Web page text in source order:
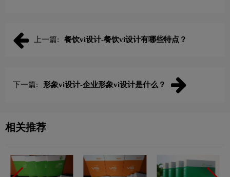
上一篇: 餐饮vi设计-餐饮vi设计有哪些特点？
下一篇: 形象vi设计-企业形象vi设计是什么？
相关推荐